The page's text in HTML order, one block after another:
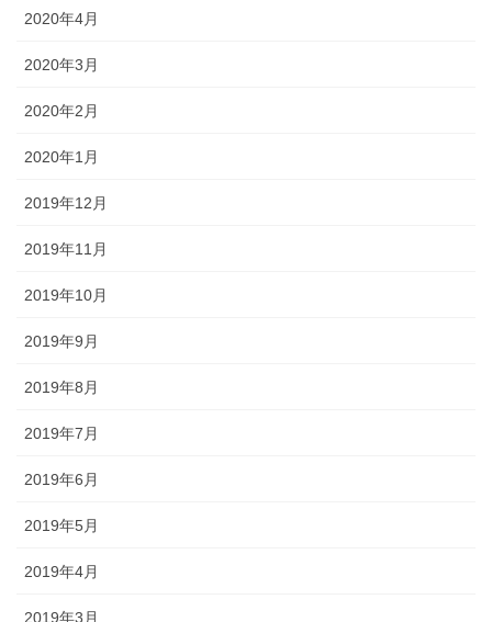
2020年4月
2020年3月
2020年2月
2020年1月
2019年12月
2019年11月
2019年10月
2019年9月
2019年8月
2019年7月
2019年6月
2019年5月
2019年4月
2019年3月